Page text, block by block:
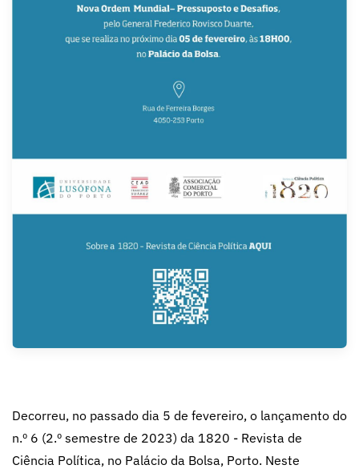
Decorreu, no passado dia 5 de fevereiro, o lançamento do
n.º 6 (2.º semestre de 2023) da 1820 - Revista de
Ciência Política, no Palácio da Bolsa, Porto. Neste